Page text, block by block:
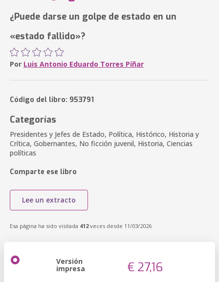
¿Puede darse un golpe de estado en un
«estado fallido»?
Por Luis Antonio Eduardo Torres Píñar
Código del libro: 953791
Categorías
Presidentes y Jefes de Estado, Política, Histórico, Historia y
Crítica, Gobernantes, No ficción juvenil, Historia, Ciencias
políticas
Comparte ese libro
Lee un extracto
Esa página ha sido visitada 412veces desde 11/03/2026
Versión
impresa € 27,16